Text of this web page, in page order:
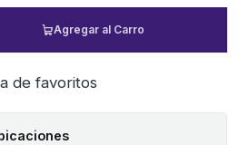
Agregar al Carro
de favoritos